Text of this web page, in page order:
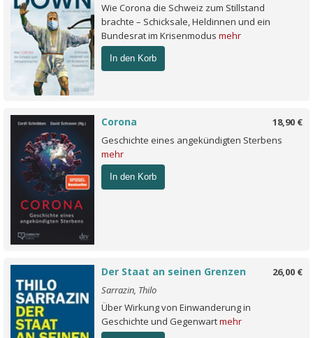
Wie Corona die Schweiz zum Stillstand
brachte – Schicksale, Heldinnen und ein
Bundesrat im Krisenmodus mehr
In den Korb
18,90 €
Corona
Geschichte eines angekündigten Sterbens
mehr
In den Korb
26,00 €
Der Staat an seinen Grenzen
Sarrazin, Thilo
Über Wirkung von Einwanderung in
Geschichte und Gegenwartmehr